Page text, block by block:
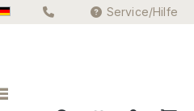
Service/Hilfe